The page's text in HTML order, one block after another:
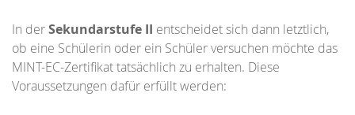
In derSekundarstufe II entscheidet sich dann letztlich,
ob eine Schülerin oder ein Schüler versuchen möchte das
MINT-EC-Zertifikat tatsächlich zu erhalten. Diese
Voraussetzungen dafür erfüllt werden: